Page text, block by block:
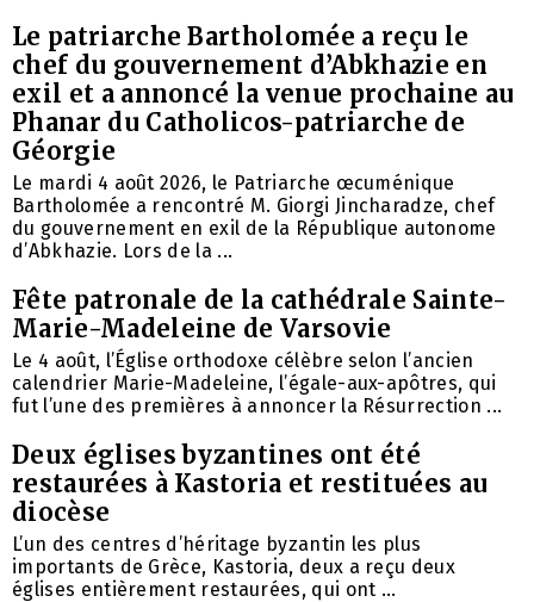
Le patriarche Bartholomée a reçu le
chef du gouvernement d’Abkhazie en
exil et a annoncé la venue prochaine au
Phanar du Catholicos-patriarche de
Géorgie
Le mardi 4 août 2026, le Patriarche œcuménique
Bartholomée a rencontré M. Giorgi Jincharadze, chef
du gouvernement en exil de la République autonome
d’Abkhazie. Lors de la ...
Fête patronale de la cathédrale Sainte-
Marie-Madeleine de Varsovie
Le 4 août, l’Église orthodoxe célèbre selon l’ancien
calendrier Marie-Madeleine, l’égale-aux-apôtres, qui
fut l’une des premières à annoncer la Résurrection ...
Deux églises byzantines ont été
restaurées à Kastoria et restituées au
diocèse
L’un des centres d’héritage byzantin les plus
importants de Grèce, Kastoria, deux a reçu deux
églises entièrement restaurées, qui ont ...